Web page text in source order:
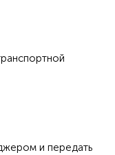
и передать